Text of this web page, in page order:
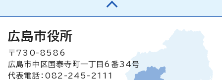
広島市役所
〒730-8586
広島市中区国泰寺町一丁目6番34号
代表電話：082-245-2111